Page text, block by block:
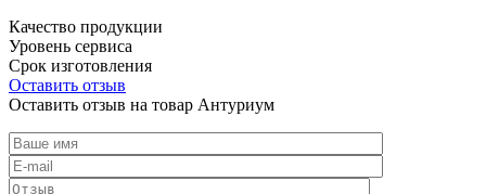
Качество продукции
Уровень сервиса
Срок изготовления
Оставить отзыв
Оставить отзыв на товар Антуриум